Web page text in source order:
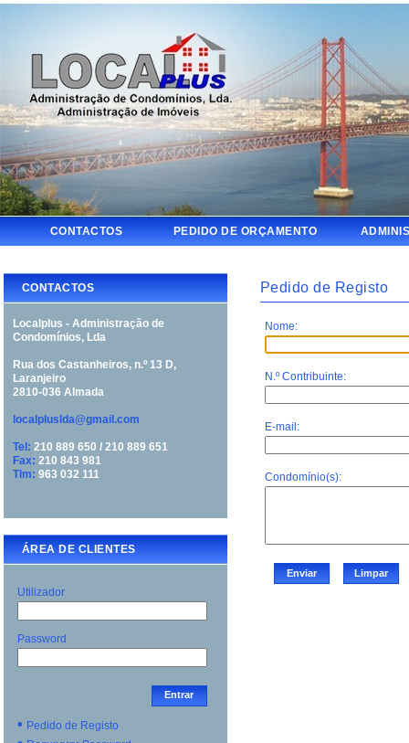
CONTACTOS PEDIDO DE ORÇAMENTO
CONTACTOS
Localplus - Administração de
Condomínios, Lda
Rua dos Castanheiros, n.º 13 D,
Laranjeiro
2810-036 Almada
localpluslda@gmail.com
Tel: 210 889 650 / 210 889 651
Fax: 210 843 981
Tlm: 963 032 111
ÁREA DE CLIENTES
Pedido de Registo